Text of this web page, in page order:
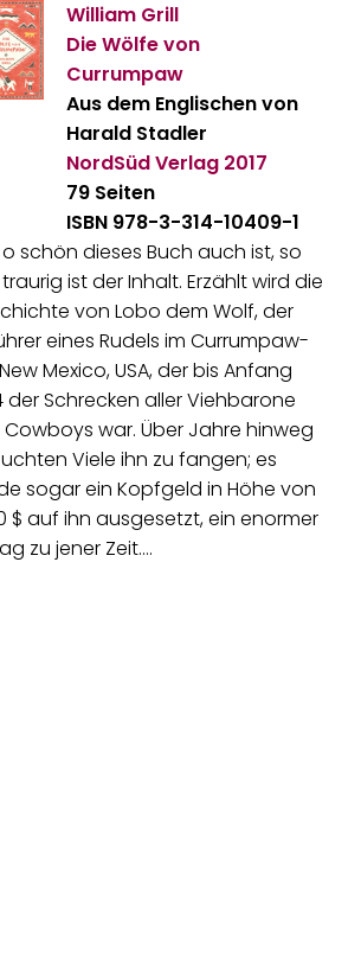
William Grill
Die Wölfe von
Currumpaw
Aus dem Englischen von
Harald Stadler
NordSüd Verlag 2017
79 Seiten
ISBN 978-3-314-10409-1
o schön dieses Buch auch ist, so
traurig ist der Inhalt. Erzählt wird die
von Lobo dem Wolf, der
eines Rudels im Currumpaw-
Mexico, USA, der bis Anfang
der Schrecken aller Viehbarone
war. Über Jahre hinweg
Viele ihn zu fangen; es
sogar ein Kopfgeld in Höhe von
$ auf ihn ausgesetzt, ein enormer
zu jener Zeit.…